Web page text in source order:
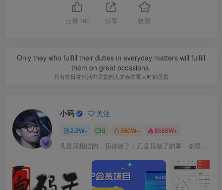
点赞 190 分享 收藏
Only they who fulfill their duties in everyday matters will fulfill
them on great occasions.
只有在日常生活中尽责的人才会在重大时刻尽责
小码 关注
2.3W+ 0 560W+ 8586W+
凡是我相信的，我都做了；凡是我做了的事，都是全身心地投入去做的